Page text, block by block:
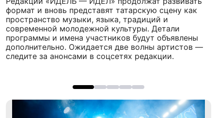
формат и вновь представят татарскую сцену как
пространство музыки, языка, традиций и
современной молодежной культуры. Детали
программы и имена участников будут объявлены
дополнительно. Ожидается две волны артистов —
следите за анонсами в соцсетях редакции.